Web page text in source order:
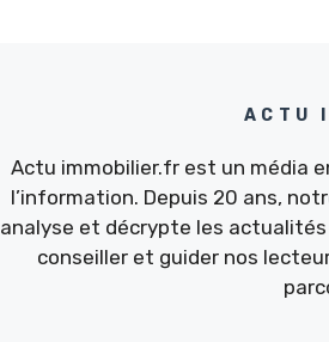
ACTU
Actu immobilier.fr est un média
l’information. Depuis 20 ans,
analyse et décrypte les
conseiller et guider nos